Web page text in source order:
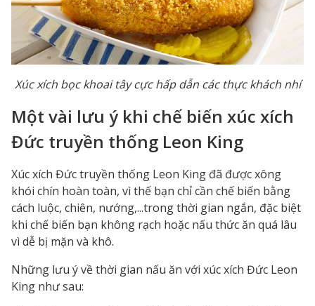
Xúc xích bọc khoai tây cực hấp dẫn các thực khách nhí
Một vài lưu ý khi chế biến xúc xích
Đức truyền thống Leon King
Xúc xích Đức truyền thống Leon King đã được xông
khói chín hoàn toàn, vì thế bạn chỉ cần chế biến bằng
cách luộc, chiên, nướng,...trong thời gian ngắn, đặc biệt
khi chế biến bạn không rạch hoặc nấu thức ăn quá lâu
vì dễ bị mặn và khô.
Những lưu ý về thời gian nấu ăn với xúc xích Đức Leon
King như sau: